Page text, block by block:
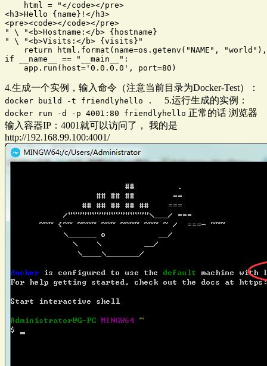
html = "</code></pre>
<h3>Hello {name}!</h3>
<pre><code></code></pre>
" \ "<b>Hostname:</b> {hostname}
" \ "<b>Visits:</b> {visits}"
return html.format(name=os.getenv("NAME",
if __name__ == "__main__":
    app.run(host='0.0.0.0', port=80)
4.生成一个实例，输入命令（注意当前目录为Docker-Test）：
docker build -t friendlyhello . 5.运行生成的实例：
docker run -d -p 4001:80 friendlyhello 正常的话 浏览器
输入容器IP：4001就可以访问了， 我的是
http://192.168.99.100:4001/